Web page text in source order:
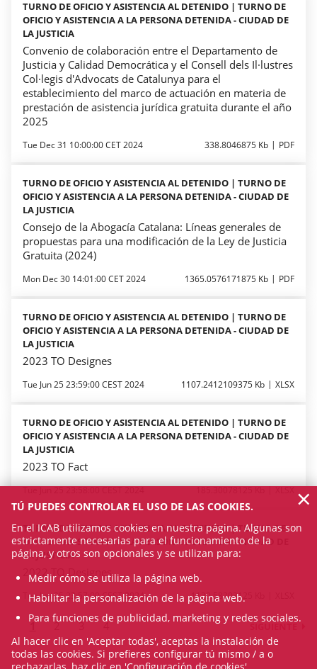
TURNO DE OFICIO Y ASISTENCIA AL DETENIDO | TURNO DE
OFICIO Y ASISTENCIA A LA PERSONA DETENIDA - CIUDAD DE
LA JUSTICIA
Convenio de colaboración entre el Departamento de
Justicia y Calidad Democrática y el Consell dels Il·lustres
Col·legis d'Advocats de Catalunya para el
establecimiento del marco de actuación en materia de
prestación de asistencia jurídica gratuita durante el año
2025
Tue Dec 31 10:00:00 CET 2024 338.8046875 Kb PDF
TURNO DE OFICIO Y ASISTENCIA AL DETENIDO | TURNO DE
OFICIO Y ASISTENCIA A LA PERSONA DETENIDA - CIUDAD DE
LA JUSTICIA
Consejo de la Abogacía Catalana: Líneas generales de
propuestas para una modificación de la Ley de Justicia
Gratuita (2024)
Mon Dec 30 14:01:00 CET 2024 1365.0576171875 Kb PDF
TURNO DE OFICIO Y ASISTENCIA AL DETENIDO | TURNO DE
OFICIO Y ASISTENCIA A LA PERSONA DETENIDA - CIUDAD DE
LA JUSTICIA
2023 TO Designes
Tue Jun 25 23:59:00 CEST 2024 1107.2412109375 Kb XLSX
TURNO DE OFICIO Y ASISTENCIA AL DETENIDO | TURNO DE
OFICIO Y ASISTENCIA A LA PERSONA DETENIDA - CIUDAD DE
LA JUSTICIA
2023 TO Fact
Tue Jun 25 23:58:00 CEST 2024 185.30078125 Kb XLSX
TURNO DE OFICIO Y ASISTENCIA AL DETENIDO | TURNO DE
OFICIO Y ASISTENCIA A LA PERSONA DETENIDA - CIUDAD DE
LA JUSTICIA
2022 TO Designes
Tue Jun 25 23:57:00 CEST 2024 1129.58203125 Kb
1 2 3 4
TÚ PUEDES CONTROLAR EL USO DE LAS COOKIES.
En el ICAB utilizamos cookies en nuestra página. Algunas son
estrictamente necesarias para el funcionamiento de la
página, y otros son opcionales y se utilizan para:
Medir cómo se utiliza la página web.
Habilitar la personalización de la página web.
Para funciones de publicidad, marketing y redes sociales.
Al hacer clic en 'Aceptar todas', aceptas la instalación de
todas las cookies. Si prefieres configurar tú mismo / a o
×